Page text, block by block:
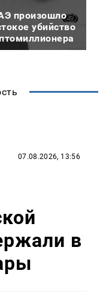
произошло
убийство
07.08.2026, 13:56
в